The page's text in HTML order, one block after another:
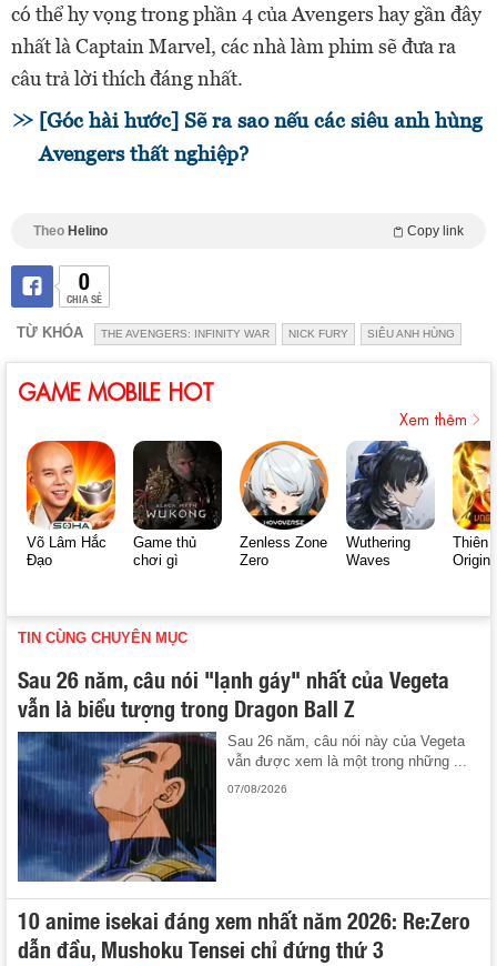
có thể hy vọng trong phần 4 của Avengers hay gần đây
nhất là Captain Marvel, các nhà làm phim sẽ đưa ra
câu trả lời thích đáng nhất.
[Góc hài hước] Sẽ ra sao nếu các siêu anh hùng
Avengers thất nghiệp?
Theo Helino Copy link
0
CHIA SẺ
TỪ KHÓA THE AVENGERS: INFINITY WAR NICK FURY SIÊU ANH HÙNG
GAME MOBILE HOT
Xem thêm
Võ Lâm Hắc
Đạo
Game thủ
chơi gì
Zenless Zone
Zero
Wuthering
Waves
Thiên
Origin
TIN CÙNG CHUYÊN MỤC
Sau 26 năm, câu nói "lạnh gáy" nhất của Vegeta
vẫn là biểu tượng trong Dragon Ball Z
Sau 26 năm, câu nói này của Vegeta
vẫn được xem là một trong những ...
07/08/2026
10 anime isekai đáng xem nhất năm 2026: Re:Zero
dẫn đầu, Mushoku Tensei chỉ đứng thứ 3